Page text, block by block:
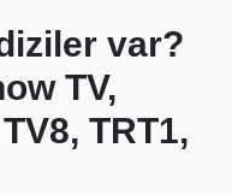
var?
TV,
TRT1,